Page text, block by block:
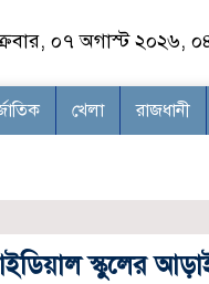
০৭ অগাস্ট ২০২৬,
খেলা রাজধানী
স্কুলের